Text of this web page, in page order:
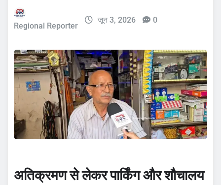
Regional Reporter
जून 3, 2026 0
अतिक्रमण से लेकर पार्किंग और शौचालय